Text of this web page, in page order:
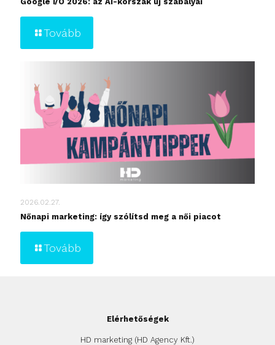
Tovább
2026.02.27.
Nőnapi marketing: így szólítsd meg a női piacot
Tovább
Elérhetőségek
HD marketing (HD Agency Kft.)